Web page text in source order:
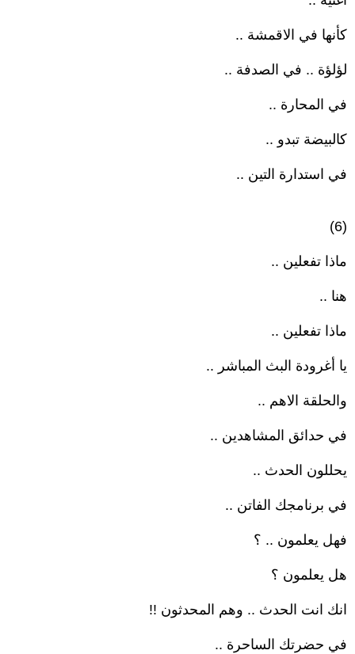
كأنها في الاقمشة ..
لؤلؤة .. في الصدفة ..
في المحارة ..
كالبيضة تبدو ..
في استدارة التين ..
(6)
ماذا تفعلين ..
هنا ..
ماذا تفعلين ..
يا أغرودة البث المباشر ..
والحلقة الاهم ..
في حدائق المشاهدين ..
يحللون الحدث ..
في برنامجك الفاتن ..
فهل يعلمون .. ؟
هل يعلمون ؟
انك انت الحدث .. وهم المحدثون !!
في حضرتك الساحرة ..